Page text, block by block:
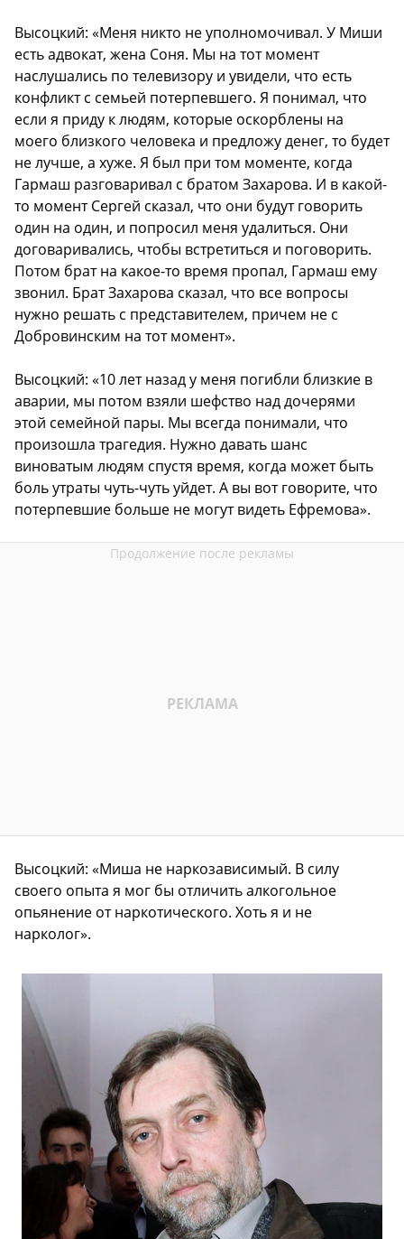
Высоцкий: «Меня никто не уполномочивал. У Миши
есть адвокат, жена Соня. Мы на тот момент
наслушались по телевизору и увидели, что есть
конфликт с семьей потерпевшего. Я понимал, что
если я приду к людям, которые оскорблены на
моего близкого человека и предложу денег, то будет
не лучше, а хуже. Я был при том моменте, когда
Гармаш разговаривал с братом Захарова. И в какой-
то момент Сергей сказал, что они будут говорить
один на один, и попросил меня удалиться. Они
договаривались, чтобы встретиться и поговорить.
Потом брат на какое-то время пропал, Гармаш ему
звонил. Брат Захарова сказал, что все вопросы
нужно решать с представителем, причем не с
Добровинским на тот момент».
Высоцкий: «10 лет назад у меня погибли близкие в
аварии, мы потом взяли шефство над дочерями
этой семейной пары. Мы всегда понимали, что
произошла трагедия. Нужно давать шанс
виноватым людям спустя время, когда может быть
боль утраты чуть-чуть уйдет. А вы вот говорите, что
потерпевшие больше не могут видеть Ефремова».
Высоцкий: «Миша не наркозависимый. В силу
своего опыта я мог бы отличить алкогольное
опьянение от наркотического. Хоть я и не
нарколог».